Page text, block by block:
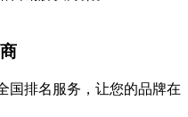
国排名服务，让您的品牌在